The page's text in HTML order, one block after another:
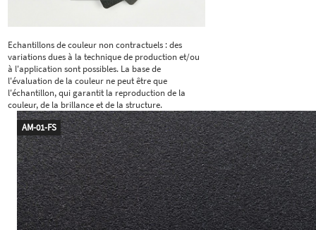
Echantillons de couleur non contractuels : des
variations dues à la technique de production et/ou
à l'application sont possibles. La base de
l'évaluation de la couleur ne peut être que
l'échantillon, qui garantit la reproduction de la
couleur, de la brillance et de la structure.
AM-01-FS